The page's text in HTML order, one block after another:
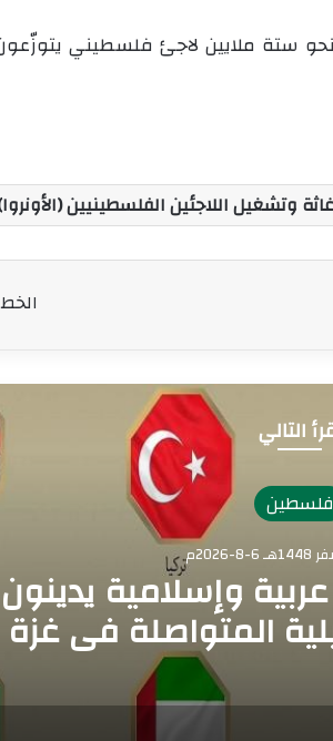
لنحو ستة ملايين لاجئ فلسطيني
وتشغيل اللاجئين الفلسطينيين
الخط
التالي
فلسطين
8 دول عربية وإسلامية يدينون
المتواصلة في غزة